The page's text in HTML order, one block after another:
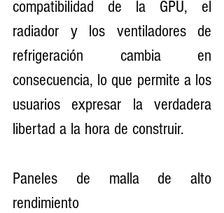
compatibilidad de la GPU, el
radiador y los ventiladores de
refrigeración cambia en
consecuencia, lo que permite a los
usuarios expresar la verdadera
libertad a la hora de construir.
Paneles de malla de alto
rendimiento